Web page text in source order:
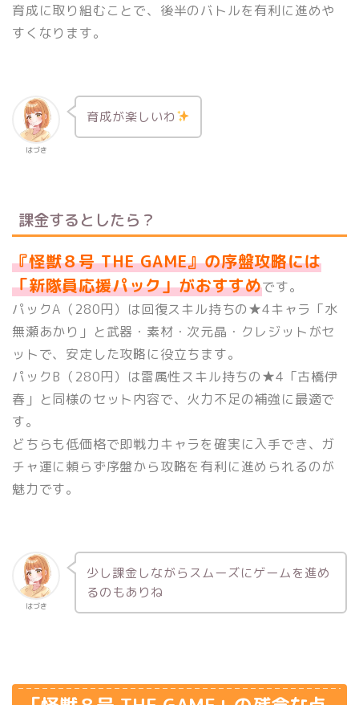
育成に取り組むことで、後半のバトルを有利に進めや
すくなります。
はづき
育成が楽しいわ
課金するとしたら？
『怪獣８号 THE GAME』の序盤攻略には
「新隊員応援パック」がおすすめです。
パックA（280円）は回復スキル持ちの★4キャラ「水
無瀬あかり」と武器・素材・次元晶・クレジットがセ
ットで、安定した攻略に役立ちます。
パックB（280円）は雷属性スキル持ちの★4「古橋伊
春」と同様のセット内容で、火力不足の補強に最適で
す。
どちらも低価格で即戦力キャラを確実に入手でき、ガ
チャ運に頼らず序盤から攻略を有利に進められるのが
魅力です。
はづき
少し課金しながらスムーズにゲームを進め
るのもありね